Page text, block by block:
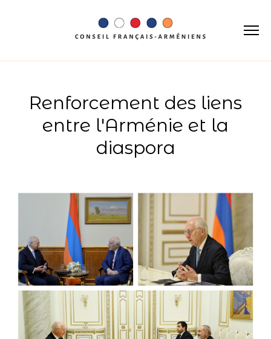
Renforcement des liens
entre l'Arménie et la
diaspora